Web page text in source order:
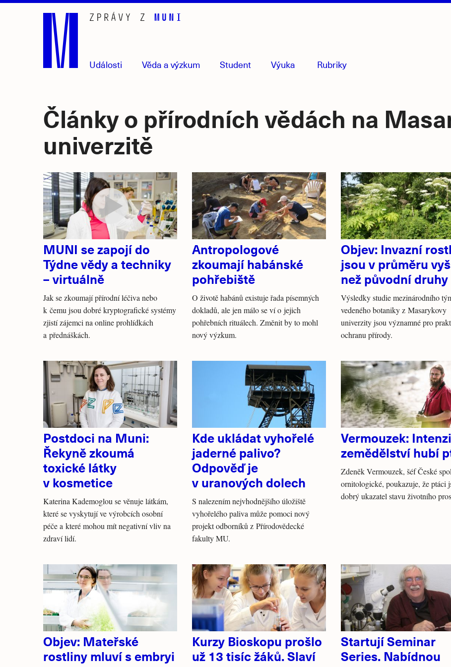
Události Věda a výzkum Student Výuka Rubriky
Články o přírodních vědách na
univerzitě
MUNI se zapojí do
Týdne vědy a techniky
– virtuálně
Jak se zkoumají přírodní léčiva nebo
k čemu jsou dobré kryptografické systémy
zjistí zájemci na online prohlídkách
a přednáškách.
Antropologové
zkoumají habánské
pohřebiště
O životě habánů existuje řada písemných
dokladů, ale jen málo se ví o jejich
pohřebních rituálech. Změnit by to mohl
nový výzkum.
Objev: Invazní
jsou v průměru
než původní druhy
Výsledky studie mezinárodního
vedeného botaniky z Masarykovy
univerzity jsou významné pro
ochranu přírody.
Postdoci na Muni:
Řekyně zkoumá
toxické látky
v kosmetice
Katerina Kademoglou se věnuje látkám,
které se vyskytují ve výrobcích osobní
péče a které mohou mít negativní vliv na
zdraví lidí.
Kde ukládat vyhořelé
jaderné palivo?
Odpověď je
v uranových dolech
S nalezením nejvhodnějšího úložiště
vyhořelého paliva může pomoci nový
projekt odborníků z Přírodovědecké
fakulty MU.
Vermouzek:
zemědělství hubí
Zdeněk Vermouzek, šéf České
ornitologické, poukazuje, že ptáci
dobrý ukazatel stavu životního
Objev: Mateřské
rostliny mluví s embryi
Kurzy Bioskopu prošlo
už 13 tisíc žáků. Slaví
Startují Seminar
Series. Nabídnou